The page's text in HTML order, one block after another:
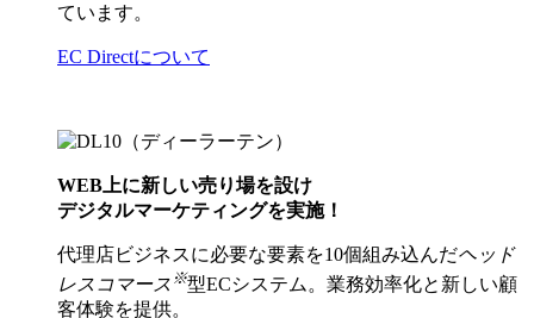
ています。
EC Directについて
WEB上に新しい売り場を設け
デジタルマーケティングを実施！
代理店ビジネスに必要な要素を10個組み込んだヘッド
レスコマース ※型ECシステム。業務効率化と新しい顧
客体験を提供。